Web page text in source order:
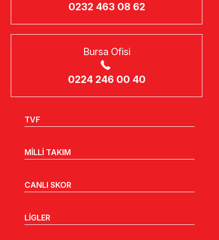
0232 463 08 62
Bursa Ofisi
0224 246 00 40
TVF
MİLLİ TAKIM
CANLI SKOR
LİGLER